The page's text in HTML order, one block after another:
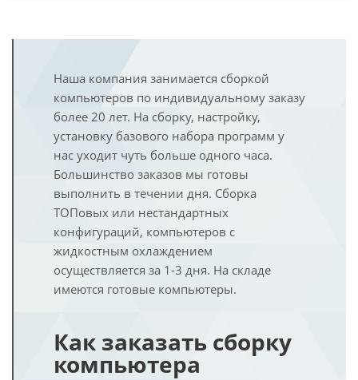
Наша компания занимается сборкой
компьютеров по индивидуальному заказу
более 20 лет. На сборку, настройку,
установку базового набора программ у
нас уходит чуть больше одного часа.
Большинство заказов мы готовы
выполнить в течении дня. Сборка
ТОПовых или нестандартных
конфигураций, компьютеров с
жидкостным охлаждением
осуществляется за 1-3 дня. На складе
имеются готовые компьютеры.
Как заказать сборку
компьютера